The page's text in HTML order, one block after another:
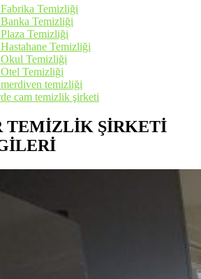
Temizliği
Temizliği
Temizliği
Temizliği
Temizliği
Temizliği
temizliği
cam temizlik şirketi
TEMİZLİK ŞİRKETİ